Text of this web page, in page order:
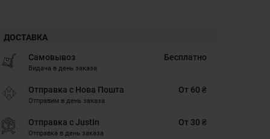
ДОСТАВКА
Самовывоз
Видача в день заказа
Бесплатно
Отправка с Нова Пошта
Отправим в день заказа
От 60 ₴
Отправка с JustIn
Отправка в день заказа
От 30 ₴